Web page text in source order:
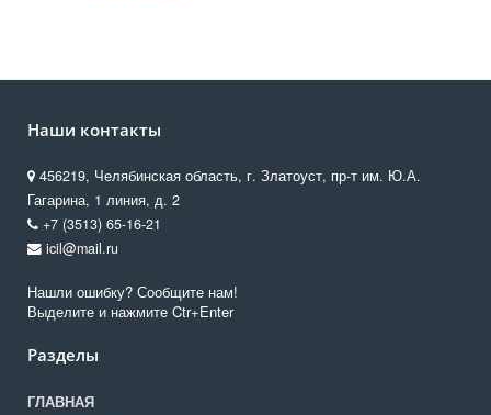
Наши контакты
456219, Челябинская область, г. Златоуст, пр-т им. Ю.А.
Гагарина, 1 линия, д. 2
+7 (3513) 65-16-21
icil@mail.ru
Нашли ошибку? Сообщите нам!
Выделите и нажмите Ctr+Enter
Разделы
ГЛАВНАЯ